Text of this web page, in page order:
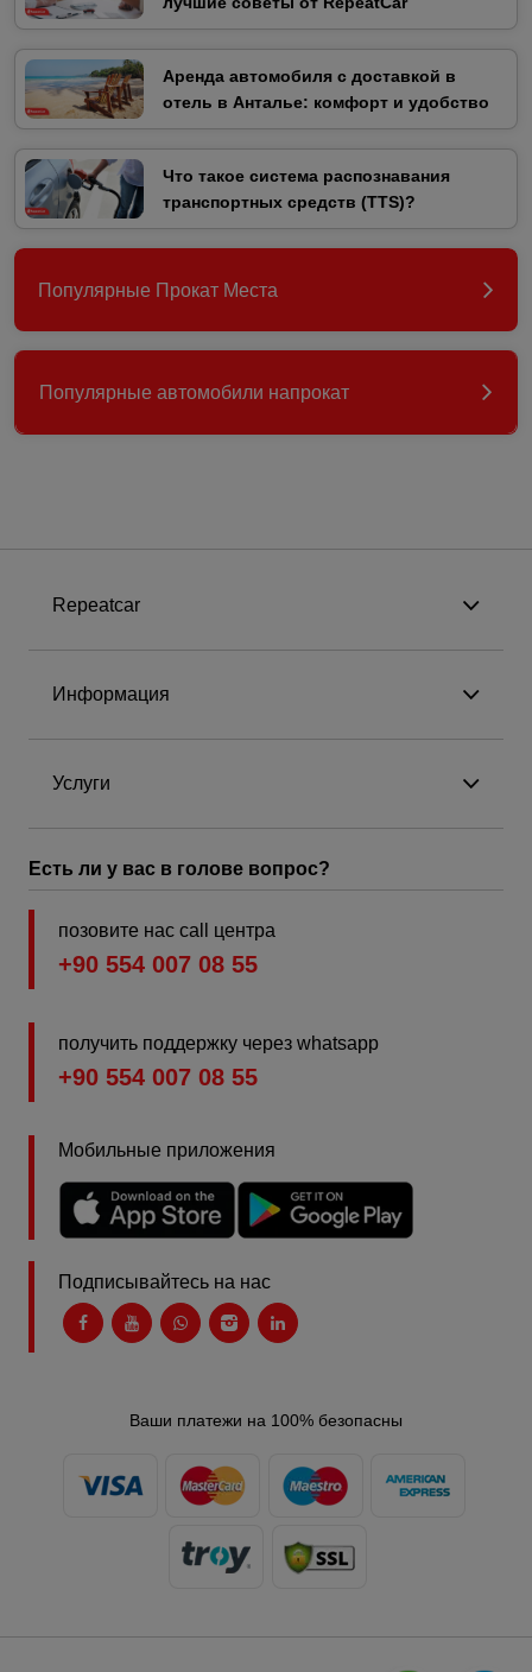
Аренда автомобиля с доставкой в
отель в Анталье: комфорт и удобство
Что такое система распознавания
транспортных средств (TTS)?
Популярные Прокат Места
Популярные автомобили напрокат
Repeatcar
Информация
Услуги
Есть ли у вас в голове вопрос?
позовите нас call центра
+90 554 007 08 55
получить поддержку через whatsapp
+90 554 007 08 55
Мобильные приложения
Подписывайтесь на нас
Ваши платежи на 100% безопасны